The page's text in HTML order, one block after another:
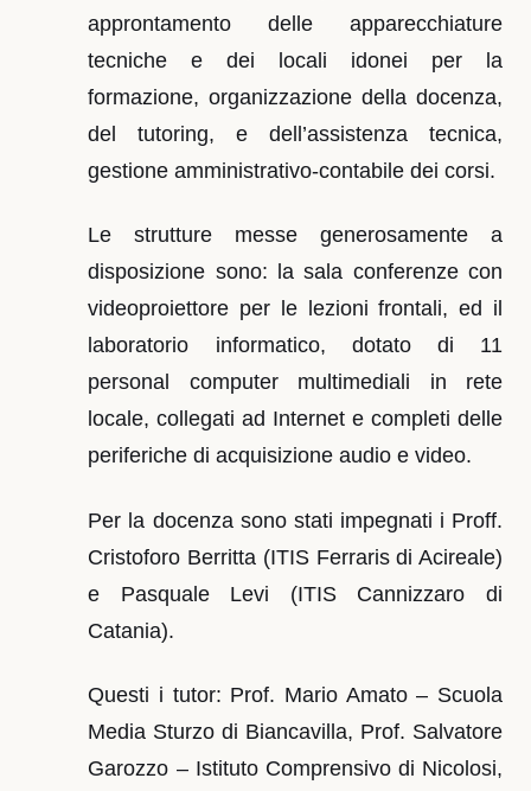
approntamento delle apparecchiature
tecniche e dei locali idonei per la
formazione, organizzazione della docenza,
del tutoring, e dell’assistenza tecnica,
gestione amministrativo-contabile dei corsi.
Le strutture messe generosamente a
disposizione sono: la sala conferenze con
videoproiettore per le lezioni frontali, ed il
laboratorio informatico, dotato di 11
personal computer multimediali in rete
locale, collegati ad Internet e completi delle
periferiche di acquisizione audio e video.
Per la docenza sono stati impegnati i Proff.
Cristoforo Berritta (ITIS Ferraris di Acireale)
e Pasquale Levi (ITIS Cannizzaro di
Catania).
Questi i tutor: Prof. Mario Amato – Scuola
Media Sturzo di Biancavilla, Prof. Salvatore
Garozzo – Istituto Comprensivo di Nicolosi,